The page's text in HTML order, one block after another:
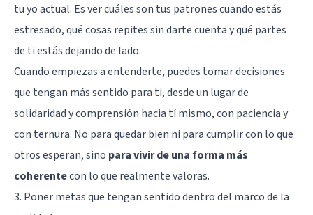
tu yo actual. Es ver cuáles son tus patrones cuando estás
estresado, qué cosas repites sin darte cuenta y qué partes
de ti estás dejando de lado.
Cuando empiezas a entenderte, puedes tomar decisiones
que tengan más sentido para ti, desde un lugar de
solidaridad y comprensión hacia tí mismo, con paciencia y
con ternura. No para quedar bien ni para cumplir con lo que
otros esperan, sino para vivir de una forma más
coherentecon lo que realmente valoras.
3. Poner metas que tengan sentido dentro del marco de la